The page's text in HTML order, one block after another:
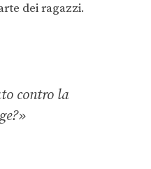
dei ragazzi.
contro la